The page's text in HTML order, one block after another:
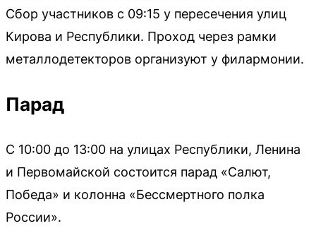
Сбор участников с 09:15 у пересечения улиц
Кирова и Республики. Проход через рамки
металлодетекторов организуют у филармонии.
Парад
С 10:00 до 13:00 на улицах Республики, Ленина
и Первомайской состоится парад «Салют,
Победа» и колонна «Бессмертного полка
России».